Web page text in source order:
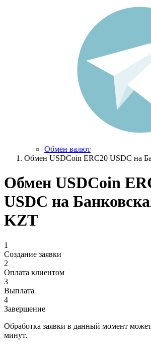
Обмен валют
Обмен USDCoin ERC20 USDC на
Обмен USDCoin
USDC на
KZT
1
Создание заявки
2
Оплата клиентом
3
Выплата
4
Завершение
Обработка заявки в данный момент может
минут.